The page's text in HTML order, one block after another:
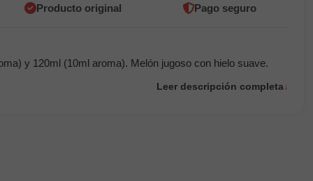
Producto original Pago seguro
y 120ml (10ml aroma). Melón jugoso con hielo suave.
Leer descripción completa